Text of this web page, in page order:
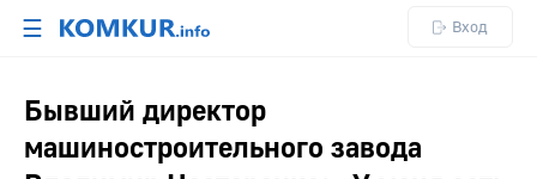
☰ Вход
Бывший директор
машиностроительного завода